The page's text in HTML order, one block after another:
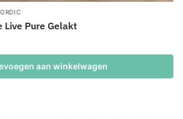
Live Pure Gelakt
aan winkelwagen